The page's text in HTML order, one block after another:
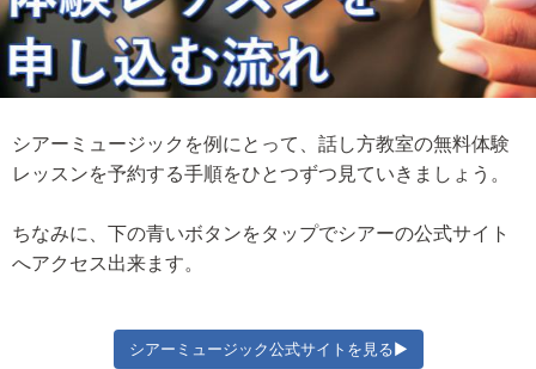
シアーミュージックを例にとって、話し方教室の無料体験
レッスンを予約する手順をひとつずつ見ていきましょう。
ちなみに、下の青いボタンをタップでシアーの公式サイト
へアクセス出来ます。
シアーミュージック公式サイトを見る▶